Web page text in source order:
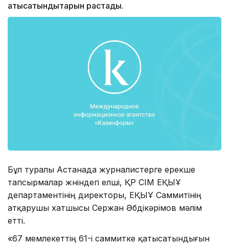
қатысатындықтарын растады.
Бұл туралы Астанада журналистерге ерекше
тапсырмалар жөніндегі елші, ҚР СІМ ЕҚЫҰ
департаментінің директоры, ЕҚЫҰ Саммитінің
атқарушы хатшысы Сержан Әбдікәрімов мәлім
етті.
«67 мемлекеттің 61-і саммитке қатысатындығын